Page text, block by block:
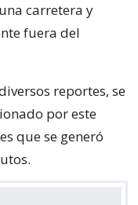
carretera y
fuera del
reportes, se
por este
que se generó